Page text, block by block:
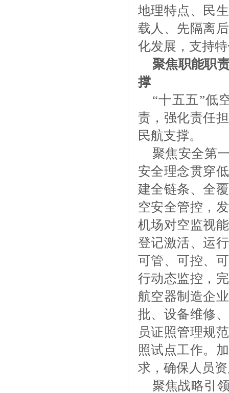
地理特点、民
载人、先隔离
化发展，支持
聚焦职能职
撑
“十五五”低
责，强化责任
民航支撑。
聚焦安全第
安全理念贯穿
建全链条、全
空安全管控，
机场对空监视
登记激活、运
可管、可控、
行动态监控，
航空器制造企
批、设备维修
员证照管理规
照试点工作。
求，确保人员
聚焦战略引